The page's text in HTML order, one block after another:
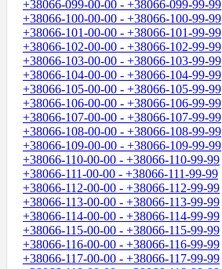
+38066-099-00-00 - +38066-099-99-99
+38066-100-00-00 - +38066-100-99-99
+38066-101-00-00 - +38066-101-99-99
+38066-102-00-00 - +38066-102-99-99
+38066-103-00-00 - +38066-103-99-99
+38066-104-00-00 - +38066-104-99-99
+38066-105-00-00 - +38066-105-99-99
+38066-106-00-00 - +38066-106-99-99
+38066-107-00-00 - +38066-107-99-99
+38066-108-00-00 - +38066-108-99-99
+38066-109-00-00 - +38066-109-99-99
+38066-110-00-00 - +38066-110-99-99
+38066-111-00-00 - +38066-111-99-99
+38066-112-00-00 - +38066-112-99-99
+38066-113-00-00 - +38066-113-99-99
+38066-114-00-00 - +38066-114-99-99
+38066-115-00-00 - +38066-115-99-99
+38066-116-00-00 - +38066-116-99-99
+38066-117-00-00 - +38066-117-99-99